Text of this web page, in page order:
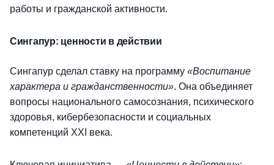
работы и гражданской активности.
Сингапур: ценности в действии
Сингапур сделал ставку на программу «Воспитание
характера и гражданственности». Она объединяет
вопросы национального самосознания, психического
здоровья, кибербезопасности и социальных
компетенций XXI века.